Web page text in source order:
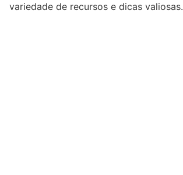
variedade de recursos e dicas valiosas.